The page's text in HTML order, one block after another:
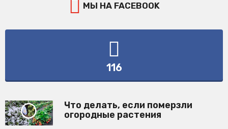
МЫ НА FACEBOOK
116
Что делать, если померзли
огородные растения